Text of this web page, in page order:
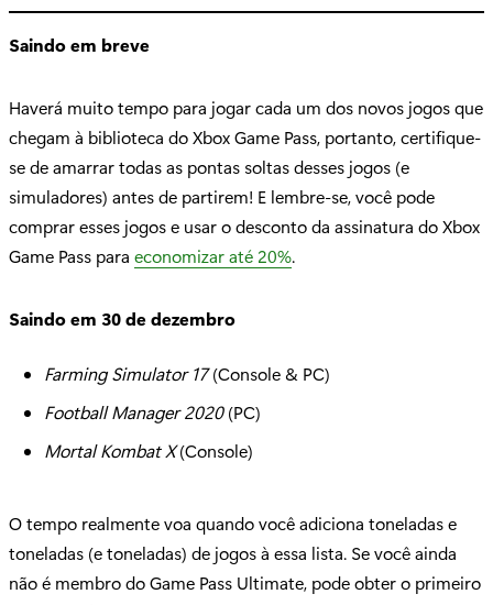
Saindo em breve
Haverá muito tempo para jogar cada um dos novos jogos que
chegam à biblioteca do Xbox Game Pass, portanto, certifique-
se de amarrar todas as pontas soltas desses jogos (e
simuladores) antes de partirem! E lembre-se, você pode
comprar esses jogos e usar o desconto da assinatura do Xbox
Game Pass para economizar até 20%.
Saindo em 30 de dezembro
Farming Simulator 17(Console & PC)
Football Manager 2020(PC)
Mortal Kombat X(Console)
O tempo realmente voa quando você adiciona toneladas e
toneladas (e toneladas) de jogos à essa lista. Se você ainda
não é membro do Game Pass Ultimate, pode obter o primeiro